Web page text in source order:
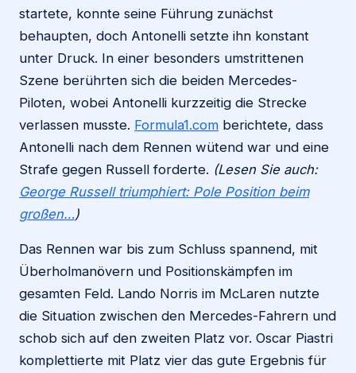
startete, konnte seine Führung zunächst
behaupten, doch Antonelli setzte ihn konstant
unter Druck. In einer besonders umstrittenen
Szene berührten sich die beiden Mercedes-
Piloten, wobei Antonelli kurzzeitig die Strecke
verlassen musste. Formula1.com berichtete, dass
Antonelli nach dem Rennen wütend war und eine
Strafe gegen Russell forderte. (Lesen Sie auch:
George Russell triumphiert: Pole Position beim
großen…)
Das Rennen war bis zum Schluss spannend, mit
Überholmanövern und Positionskämpfen im
gesamten Feld. Lando Norris im McLaren nutzte
die Situation zwischen den Mercedes-Fahrern und
schob sich auf den zweiten Platz vor. Oscar Piastri
komplettierte mit Platz vier das gute Ergebnis für